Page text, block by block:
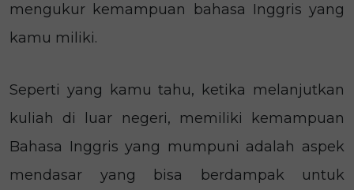
mengukur kemampuan bahasa Inggris yang
kamu miliki.
Seperti yang kamu tahu, ketika melanjutkan
kuliah di luar negeri, memiliki kemampuan
Bahasa Inggris yang mumpuni adalah aspek
mendasar yang bisa berdampak untuk